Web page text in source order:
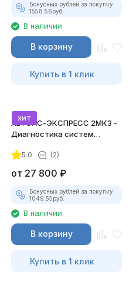
Бонусных рублей за покупку:
1558.56руб.
В наличии
В корзину
Купить в 1 клик
хит
АВТОАС-ЭКСПРЕСС 2МК3 -
Диагностика систем
5.0 (2)
от 27 800 ₽
Бонусных рублей за покупку:
1049.55руб.
В наличии
В корзину
Купить в 1 клик